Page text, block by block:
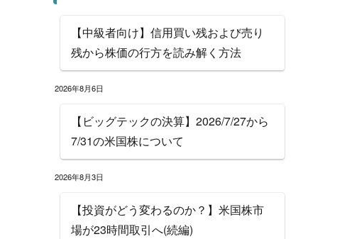
【中級者向け】信用買い残および売り
残から株価の行方を読み解く方法
2026年8月6日
【ビッグテックの決算】2026/7/27から
7/31の米国株について
2026年8月3日
【投資がどう変わるのか？】米国株市
場が23時間取引へ(続編)